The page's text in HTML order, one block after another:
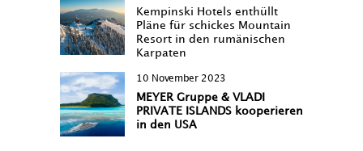
Kempinski Hotels enthüllt
Pläne für schickes Mountain
Resort in den rumänischen
Karpaten
10 November 2023
MEYER Gruppe & VLADI
PRIVATE ISLANDS kooperieren
in den USA